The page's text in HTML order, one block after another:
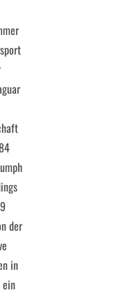
der
in
ein